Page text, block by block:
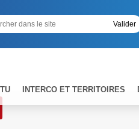
INTERCO ET TERRITOIRES